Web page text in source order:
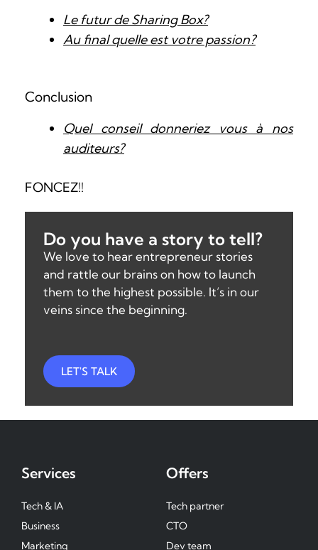
Le futur de Sharing Box?
Au final quelle est votre passion?
Conclusion
Quel conseil donneriez vous à nos
auditeurs?
FONCEZ!!
Do you have a story to tell?
We love to hear entrepreneur stories
and rattle our brains on how to launch
them to the highest possible. It’s in our
veins since the beginning.
LET'S TALK
Services
Tech & IA
Business
Marketing
Offers
Tech partner
CTO
Dev team